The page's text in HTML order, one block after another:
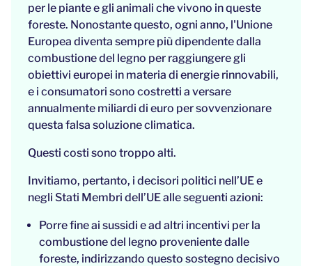
per le piante e gli animali che vivono in queste
foreste. Nonostante questo, ogni anno, l'Unione
Europea diventa sempre più dipendente dalla
combustione del legno per raggiungere gli
obiettivi europei in materia di energie rinnovabili,
e i consumatori sono costretti a versare
annualmente miliardi di euro per sovvenzionare
questa falsa soluzione climatica.
Questi costi sono troppo alti.
Invitiamo, pertanto, i decisori politici nell’UE e
negli Stati Membri dell’UE alle seguenti azioni:
Porre fine ai sussidi e ad altri incentivi per la
combustione del legno proveniente dalle
foreste, indirizzando questo sostegno decisivo